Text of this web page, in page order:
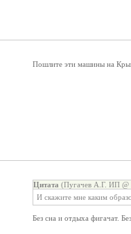
Пошлите эти машины на
Цитата (Пугачев А.Г. ИП @
И скажите мне каким
Без сна и отдыха фигачат.